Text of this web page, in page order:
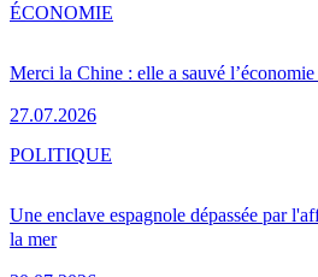
Merci la Chine : elle a sauvé
27.07.2026
ÉCONOMIE
Une enclave espagnole dépassée par
la mer
POLITIQUE